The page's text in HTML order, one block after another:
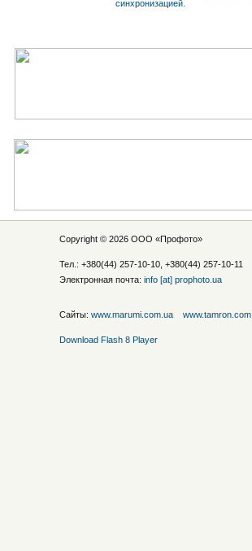
синхронизацией.
Copyright © 2026 ООО «Профото»
Тел.: +380(44) 257-10-10, +380(44) 257-10-11
Электронная почта: info [at] prophoto.ua
Сайты: www.marumi.com.ua
Download Flash 8 Player